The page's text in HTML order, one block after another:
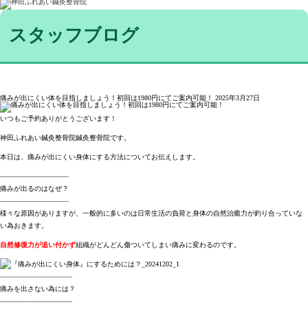
スタッフブログ
痛みが出にくい体を目指しましょう！初回は1980円にてご案内可能！ 2025年3月27日
いつもご予約ありがとうございます！
神田ふれあい鍼灸整骨院鍼灸整骨院です。
本日は、痛みが出にくい身体にする方法についてお伝えします。
——————————
痛みが出るのはなぜ？
——————————
様々な原因がありますが、一般的に多いのは日常生活の負荷と身体の自然治癒力が釣り合っていな
い為おきます。
自然修復力が追い付かず組織がどんどん傷ついてしまい痛みに変わるのです。
——————————–
痛みを出さない為には？
——————————–